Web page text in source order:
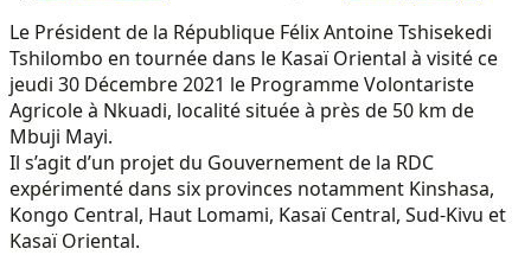
Le Président de la République Félix Antoine Tshisekedi
Tshilombo en tournée dans le Kasaï Oriental à visité ce
jeudi 30 Décembre 2021 le Programme Volontariste
Agricole à Nkuadi, localité située à près de 50 km de
Mbuji Mayi.
Il s’agit d’un projet du Gouvernement de la RDC
expérimenté dans six provinces notamment Kinshasa,
Kongo Central, Haut Lomami, Kasaï Central, Sud-Kivu et
Kasaï Oriental.